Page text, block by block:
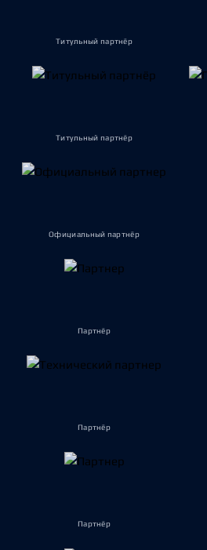
Титульный партнёр
Титульный партнёр
Официальный партнёр
Партнёр
Партнёр
Партнёр